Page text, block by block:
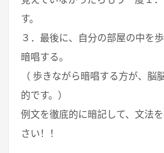
す。
３．最後に、自分の部屋の中を
暗唱する。
（ 歩きながら暗唱する方が、脳
的です。）
例文を徹底的に暗記して、文法
さい！！